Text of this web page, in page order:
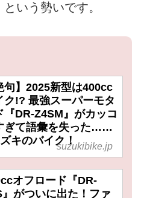
いう勢いです。
句】2025新型は400cc
ク!? 最強スーパーモタ
『DR-Z4SM』がカッコ
ぎて語彙を失った……
キのバイク！suzukibike.jp
オフロード『DR-
』がついに出た！ファ